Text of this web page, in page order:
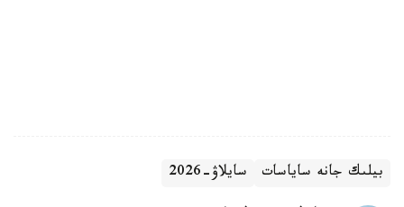
بيلىك جانە ساياسات سايلاۋ-2026